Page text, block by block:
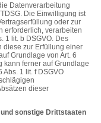
Datenverarbeitung
Die Einwilligung ist
oder zur
erforderlich, verarbeiten
1 lit. b DSGVO. Des
diese zur Erfüllung einer
Grundlage von Art. 6
kann ferner auf Grundlage
Abs. 1 lit. f DSGVO
dieser
sonstige Drittstaaten